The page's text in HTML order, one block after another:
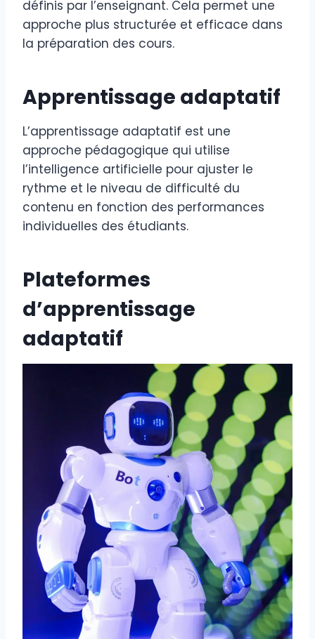
définis par l’enseignant. Cela permet une
approche plus structurée et efficace dans
la préparation des cours.
Apprentissage adaptatif
L’apprentissage adaptatif est une
approche pédagogique qui utilise
l’intelligence artificielle pour ajuster le
rythme et le niveau de difficulté du
contenu en fonction des performances
individuelles des étudiants.
Plateformes
d’apprentissage
adaptatif